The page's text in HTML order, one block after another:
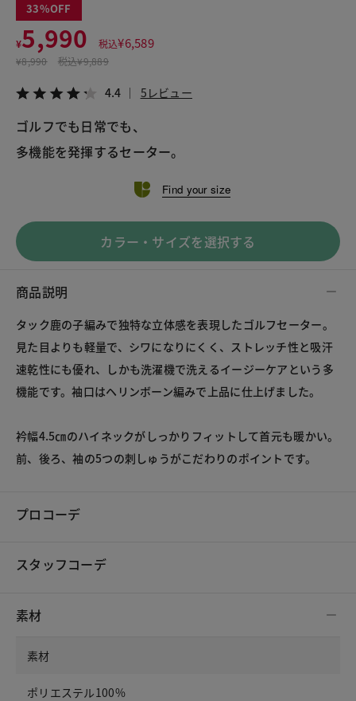
33
¥5,990 税込¥6,589
¥8,990 税込¥9,889
4.4 5レビュー
ゴルフでも日常でも、
多機能を発揮するセーター。
Find your size
カラー・サイズを選択する
商品説明
タック鹿の子編みで独特な立体感を表現したゴルフセーター。
見た目よりも軽量で、シワになりにくく、ストレッチ性と吸汗
速乾性にも優れ、しかも洗濯機で洗えるイージーケアという多
機能です。袖口はヘリンボーン編みで上品に仕上げました。
衿幅4.5㎝のハイネックがしっかりフィットして首元も暖かい。
前、後ろ、袖の5つの刺しゅうがこだわりのポイントです。
プロコーデ
スタッフコーデ
素材
素材
ポリエステル100%
LINE X